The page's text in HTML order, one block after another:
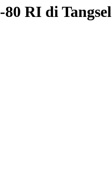
RI di Tangsel